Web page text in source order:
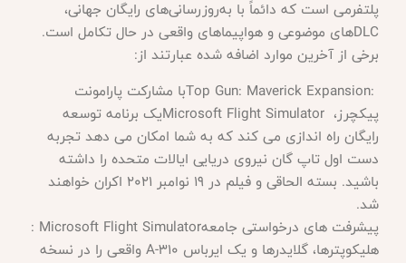
پلتفرمی است که دائماً با به‌روزرسانی‌های رایگان جهانی،
DLC‌های موضوعی و هواپیماهای واقعی در حال تکامل است.
برخی از آخرین موارد اضافه شده عبارتند از:
Top Gun: Maverick Expansion:با مشارکت پارامونت
پیکچرز، Microsoft Flight Simulatorیک برنامه توسعه
رایگان راه اندازی می کند که به شما امکان می دهد تجربه
دست اول تاپ گان نیروی دریایی ایالات متحده را داشته
باشید. بسته الحاقی و فیلم در 19 نوامبر 2021 اکران خواهند
شد.
پیشرفت های درخواستی جامعه: Microsoft Flight Simulator
هلیکوپترها، گلایدرها و یک ایرباس A-310واقعی را در نسخه